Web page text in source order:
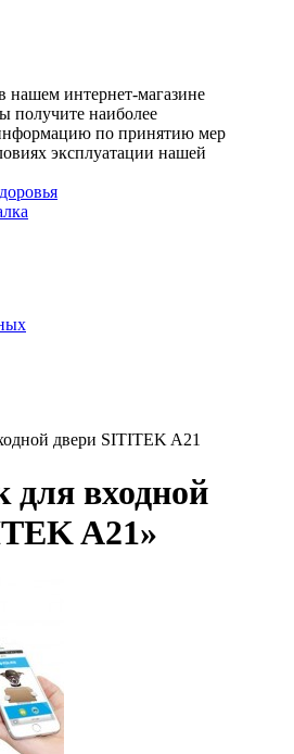
нашем интернет-магазине
получите наиболее
по принятию мер
эксплуатации нашей
двери SITITEK A21
для входной
A21»